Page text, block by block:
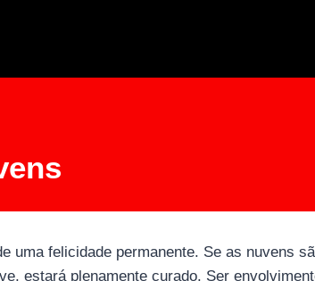
uma felicidade permanente. Se as nuvens
estará plenamente curado. Ser